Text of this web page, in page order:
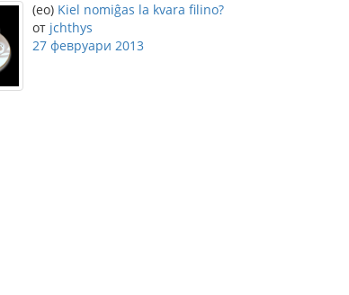
(eo) Kiel nomiĝas la kvara filino?
от jchthys
27 февруари 2013